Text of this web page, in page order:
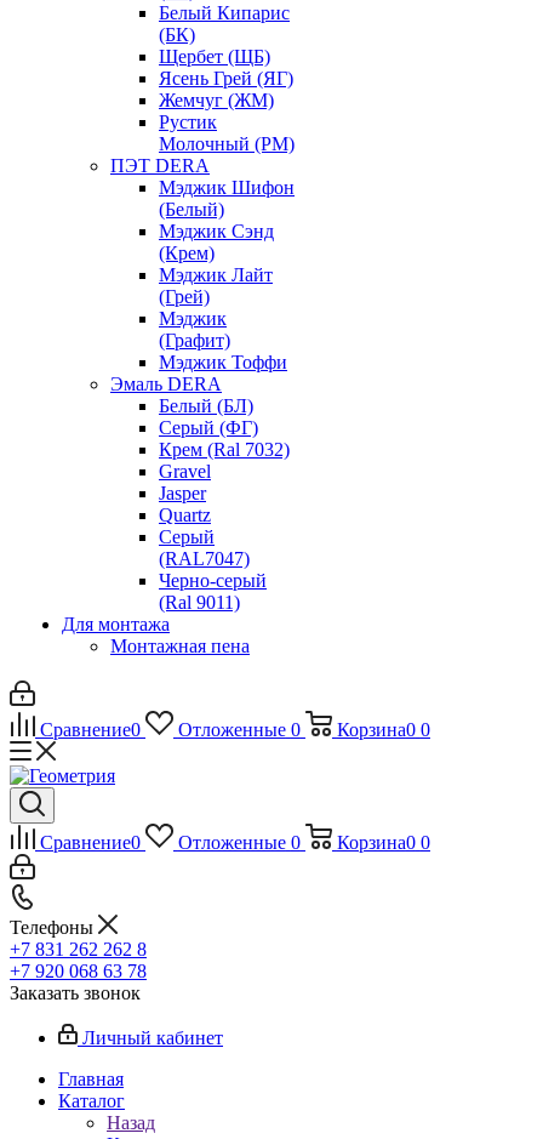
Белый Кипарис
(БК)
Щербет (ЩБ)
Ясень Грей (ЯГ)
Жемчуг (ЖМ)
Рустик
Молочный (РМ)
ПЭТ DERA
Мэджик Шифон
(Белый)
Мэджик Сэнд
(Крем)
Мэджик Лайт
(Грей)
Мэджик
(Графит)
Мэджик Тоффи
Эмаль DERA
Белый (БЛ)
Серый (ФГ)
Крем (Ral 7032)
Gravel
Jasper
Quartz
Серый
(RAL7047)
Черно-серый
(Ral 9011)
Для монтажа
Монтажная пена
Сравнение0 Отложенные 0 Корзина0 0
Сравнение0 Отложенные 0 Корзина0 0
Телефоны
+7 831 262 262 8
+7 920 068 63 78
Заказать звонок
Личный кабинет
Главная
Каталог
Назад